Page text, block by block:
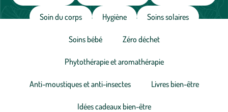
Soin du corps Hygiène Soins solaires
Soins bébé Zéro déchet
Phytothérapie et aromathérapie
Anti-moustiques et anti-insectes Livres bien-être
Idées cadeaux bien-être